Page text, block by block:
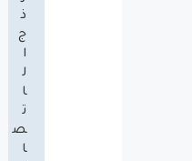
ذ
ج
ا
ل
ا
ت
ص
ا